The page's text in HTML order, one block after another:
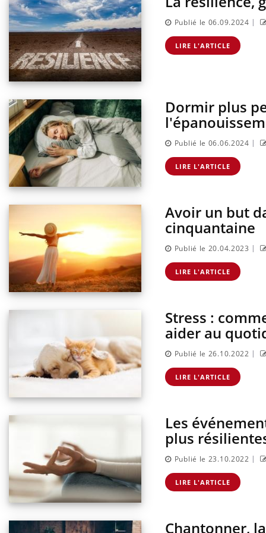
Publié le 06.09.2024 |
LIRE L'ARTICLE
Dormir plus
Publié le 06.06.2024 |
LIRE L'ARTICLE
Avoir un but
cinquantaine
Publié le 20.04.2023 |
LIRE L'ARTICLE
Stress :
aider au
Publié le 26.10.2022 |
LIRE L'ARTICLE
Les
plus
Publié le 23.10.2022 |
LIRE L'ARTICLE
Chantonner,
:
à aborder...
Youtube
Carence en fer : comprendre pour
Youtube
Fatigue, irritabilité, brouillard mental ou
même alopécie… Les symptômes de la
carence en fer sont multiples ce qui la rend
...